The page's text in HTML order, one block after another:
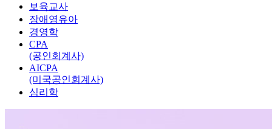
보육교사
장애영유아
경영학
CPA
(공인회계사)
AICPA
(미국공인회계사)
심리학